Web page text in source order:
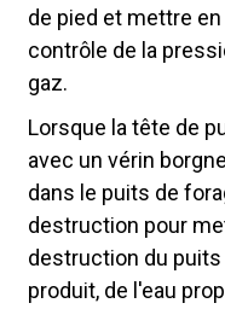
de pied et mettre
contrôle de la
gaz.
Lorsque la tête de
avec un vérin
dans le puits de
destruction pour
destruction du
produit, de l'eau